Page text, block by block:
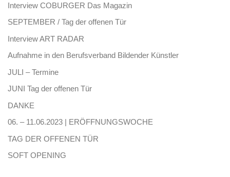
Interview COBURGER Das Magazin
SEPTEMBER / Tag der offenen Tür
Interview ART RADAR
Aufnahme in den Berufsverband Bildender Künstler
JULI – Termine
JUNI Tag der offenen Tür
DANKE
06. – 11.06.2023 | ERÖFFNUNGSWOCHE
TAG DER OFFENEN TÜR
SOFT OPENING